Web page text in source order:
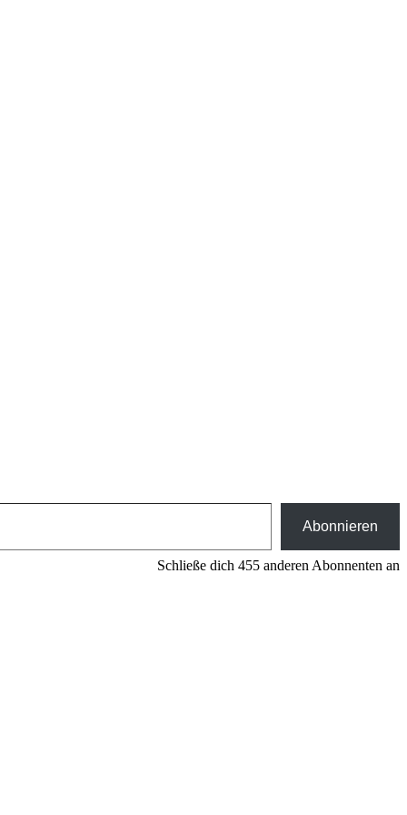
Abonnieren
Schließe dich 455 anderen Abonnenten an